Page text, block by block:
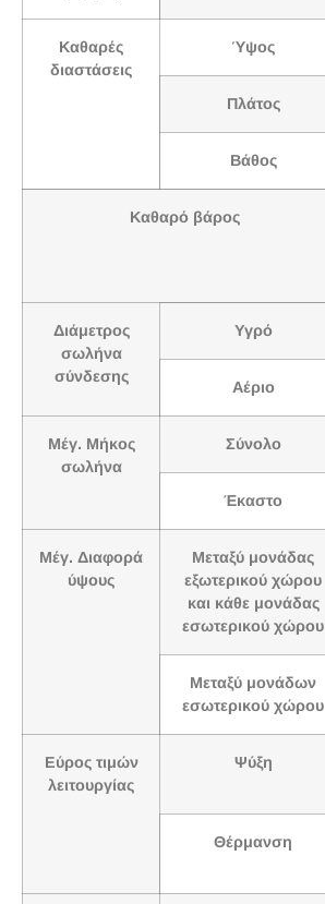
Καθαρές
διαστάσεις
Ύψος
Πλάτος
Βάθος
Καθαρό βάρος
Διάμετρος
σωλήνα
σύνδεσης
Υγρό
Αέριο
Μέγ. Μήκος
σωλήνα
Σύνολο
Έκαστο
Μέγ. Διαφορά
ύψους
Μεταξύ μονάδας
εξωτερικού χώρου
και κάθε μονάδας
εσωτερικού χώρου
Μεταξύ μονάδων
εσωτερικού χώρου
Εύρος τιμών
λειτουργίας
Ψύξη
Θέρμανση